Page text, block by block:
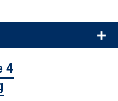
Ein Blog für alle, die gern
4